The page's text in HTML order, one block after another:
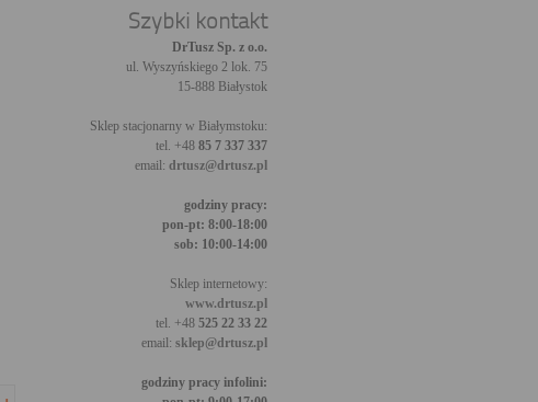
Szybki kontakt
DrTusz Sp. z o.o.
ul. Wyszyńskiego 2 lok. 75
15-888 Białystok
Sklep stacjonarny w Białymstoku:
tel. +48 85 7 337 337
email: drtusz@drtusz.pl
godziny pracy:
pon-pt: 8:00-18:00
sob: 10:00-14:00
Sklep internetowy:
www.drtusz.pl
tel. +48 525 22 33 22
email: sklep@drtusz.pl
godziny pracy infolini: